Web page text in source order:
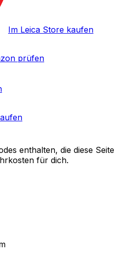
Im Leica Store kaufen
prüfen
enthalten, die diese Seite
für dich.